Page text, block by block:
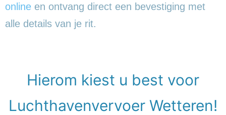
online en ontvang direct een bevestiging met
alle details van je rit.
Hierom kiest u best voor
Luchthavenvervoer Wetteren!